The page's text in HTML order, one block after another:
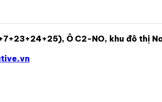
Ô C2-NO, khu đô thị